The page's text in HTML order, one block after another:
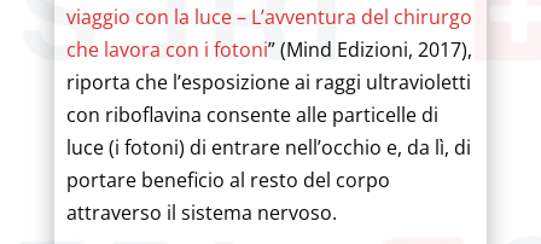
viaggio con la luce – L’avventura del chirurgo
che lavora con i fotoni” (Mind Edizioni, 2017),
riporta che l’esposizione ai raggi ultravioletti
con riboflavina consente alle particelle di
luce (i fotoni) di entrare nell’occhio e, da lì, di
portare beneficio al resto del corpo
attraverso il sistema nervoso.